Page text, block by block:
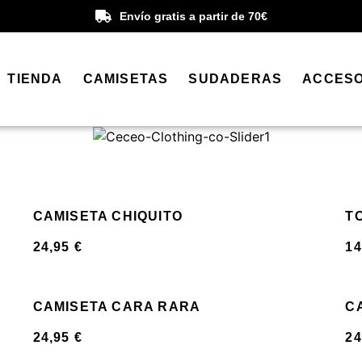
Envío gratis a partir de 70€
TIENDA CAMISETAS SUDADERAS
CAMISETA CHIQUITO
24,95 €
CAMISETA CARA RARA
24,95 €